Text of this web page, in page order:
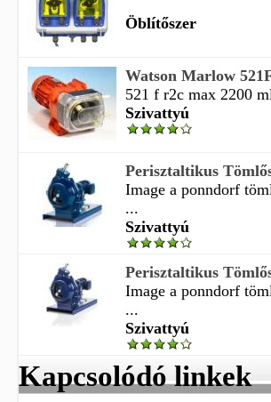
Öblítőszer
Watson Marlow
521 f r2c max 2200
Szivattyú
Perisztaltikus
Image a ponndorf
...
Szivattyú
Perisztaltikus
Image a ponndorf
...
Szivattyú
Kapcsolódó linkek